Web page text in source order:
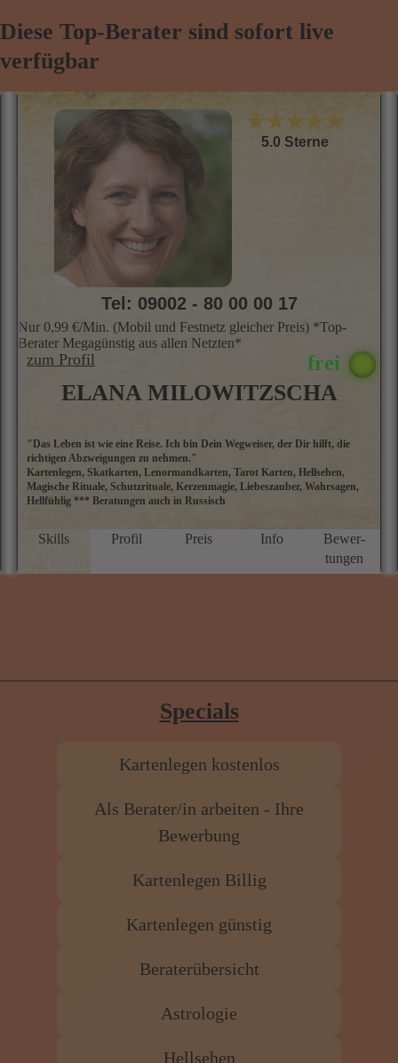
Diese Top-Berater sind sofort live
verfügbar
★★★★★
5.0 Sterne
ELANA MILOWITZSCHA
"Das Leben ist wie eine Reise. Ich bin Dein Wegweiser, der Dir hilft, die
richtigen Abzweigungen zu nehmen."
Kartenlegen, Skatkarten, Lenormandkarten, Tarot Karten, Hellsehen,
Magische Rituale, Schutzrituale, Kerzenmagie, Liebeszauber, Wahrsagen,
Hellfühlig *** Beratungen auch in Russisch
Skills Profil Preis Info
Bewer­
tungen
Tel: 09002 - 80 00 00 17
Nur 0,99 €/Min. (Mobil und Festnetz gleicher Preis) *Top-
Berater Megagünstig aus allen Netzten*
zum Profil
Specials
Kartenlegen kostenlos
Als Berater/in arbeiten - Ihre
Bewerbung
Kartenlegen Billig
Kartenlegen günstig
Beraterübersicht
Astrologie
Hellsehen